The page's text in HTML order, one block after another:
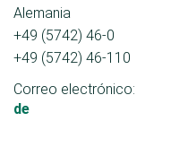
Alemania
+49 (5742) 46-0
+49 (5742) 46-110
Correo electrónico:
de